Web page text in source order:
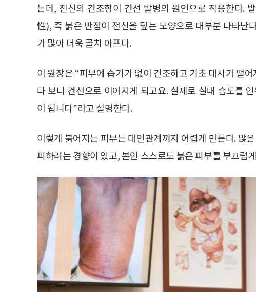
는데, 전신의 건조함이 건선 발병의 원인으로 작용한다.
性), 즉 붉은 반점이 전신을 덮는 모양으로 대부분 나타난
가 많아 더욱 골치 아프다.
이 원장은 “피부에 습기가 없이 건조하고 기초 대사가 떨
다 보니 건선으로 이어지게 되고요. 실제로 실내 습도를
이 됩니다”라고 설명한다.
이렇게 붉어지는 피부는 대인관계까지 어렵게 만든다. 많
피하려는 경향이 있고, 본인 스스로도 붉은 피부를 부끄럽